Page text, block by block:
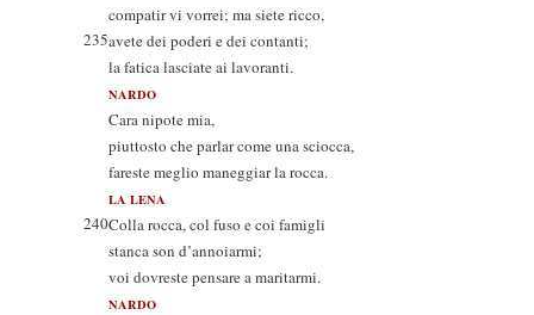
compatir vi vorrei; ma siete ricco,
235avete dei poderi e dei contanti;
la fatica lasciate ai lavoranti.
NARDO
Cara nipote mia,
piuttosto che parlar come una sciocca,
fareste meglio maneggiar la rocca.
LA LENA
240Colla rocca, col fuso e coi famigli
stanca son d’annoiarmi;
voi dovreste pensare a maritarmi.
NARDO